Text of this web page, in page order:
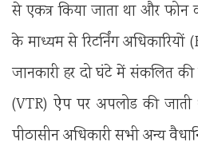
से एकत्र किया जाता था और
के माध्यम से रिटर्निंग अधिकारियों
जानकारी हर दो घंटे में संकलित
(VTR) ऐप पर अपलोड की जाती
पीठासीन अधिकारी सभी अन्य